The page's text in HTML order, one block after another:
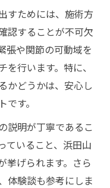
すためには、施術方
認することが不可欠
張や関節の可動域を
行います。特に、
かどうかは、安心し
す。
説明が丁寧であるこ
ていること、浜田山
挙げられます。さら
体験談も参考にしま